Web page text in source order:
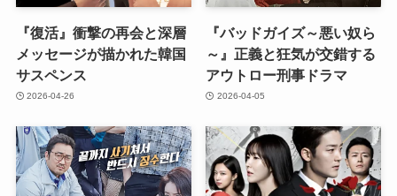
『復活』衝撃の再会と深層
メッセージが描かれた韓国
サスペンス
2026-04-26
『バッドガイズ～悪い奴ら
～』正義と狂気が交錯する
アウトロー刑事ドラマ
2026-04-05